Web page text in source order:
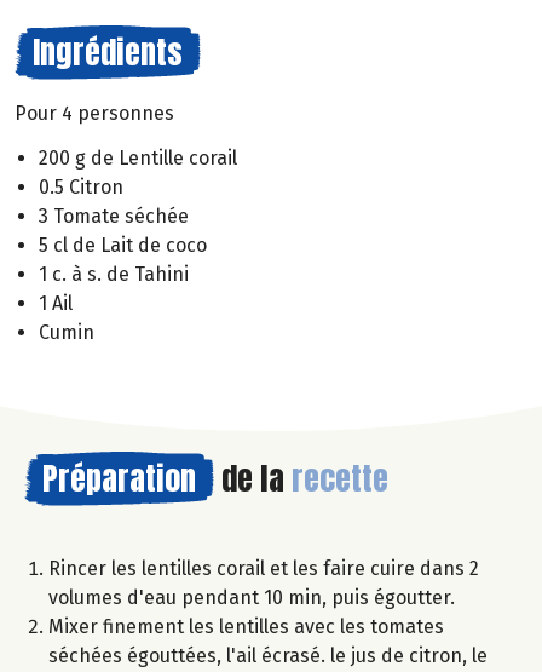
Ingrédients
Pour 4 personnes
200 g de Lentille corail
0.5 Citron
3 Tomate séchée
5 cl de Lait de coco
1 c. à s. de Tahini
1 Ail
Cumin
Préparation de la recette
Rincer les lentilles corail et les faire cuire dans 2
volumes d'eau pendant 10 min, puis égoutter.
Mixer finement les lentilles avec les tomates
séchées égouttées, l'ail écrasé. le jus de citron, le